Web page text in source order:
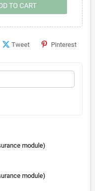
TO CART
Tweet Pinterest
module)
module)